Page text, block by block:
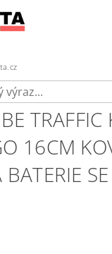
TRAFFIC
16CM